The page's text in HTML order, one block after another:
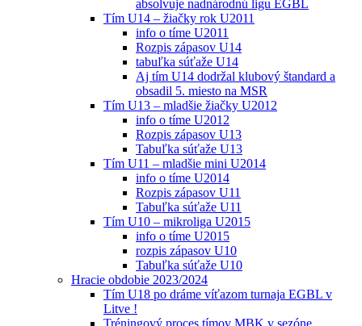
absolvuje nadnárodnú ligu EGBL
Tím U14 – žiačky rok U2011
info o tíme U2011
Rozpis zápasov U14
tabuľka súťaže U14
Aj tím U14 dodržal klubový štandard a
obsadil 5. miesto na MSR
Tím U13 – mladšie žiačky U2012
info o tíme U2012
Rozpis zápasov U13
Tabuľka súťaže U13
Tím U11 – mladšie mini U2014
info o tíme U2014
Rozpis zápasov U11
Tabuľka súťaže U11
Tím U10 – mikroliga U2015
info o tíme U2015
rozpis zápasov U10
Tabuľka súťaže U10
Hracie obdobie 2023/2024
Tím U18 po dráme víťazom turnaja EGBL v
Litve !
Tréningový proces tímov MBK v sezóne